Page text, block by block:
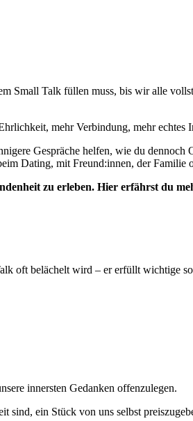
Small Talk füllen muss, bis wir alle
mehr Verbindung, mehr echtes
Gespräche helfen, wie du
Dating, mit Freund:innen, der Familie
zu erleben. Hier erfährst du
oft belächelt wird – er erfüllt wichtige
innersten Gedanken offenzulegen.
sind, ein Stück von uns selbst